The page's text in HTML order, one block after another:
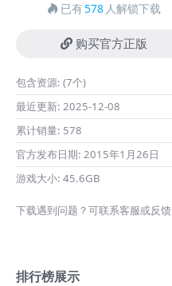
已有578 人解锁下载
购买官方正版
包含资源: (7个)
最近更新: 2025-12-08
累计销量: 578
官方发布日期: 2015年1月26日
游戏大小: 45.6GB
下载遇到问题？可联系客服或反馈
排行榜展示